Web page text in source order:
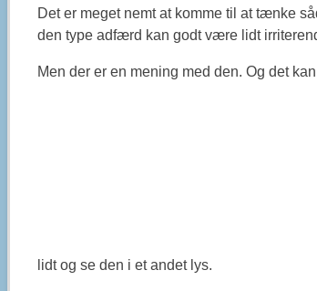
Det er meget nemt at komme til at tænke
den type adfærd kan godt være lidt
Men der er en mening med den. Og det
lidt og se den i et andet lys.